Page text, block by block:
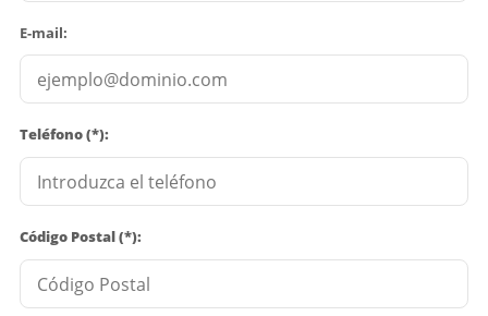
E-mail:
Teléfono (*):
Código Postal (*):